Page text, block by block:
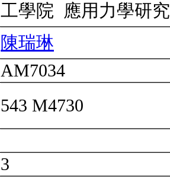
工學院 應用力學研
陳瑞琳
AM7034
543 M4730
3